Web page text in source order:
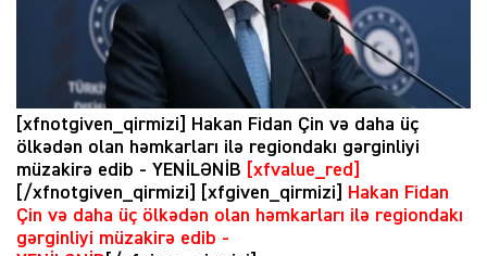
[xfnotgiven_qirmizi] Hakan Fidan Çin və daha üç
ölkədən olan həmkarları ilə regiondakı gərginliyi
müzakirə edib - YENİLƏNİB
[xfvalue_red]
[/xfnotgiven_qirmizi] [xfgiven_qirmizi]
Hakan Fidan
Çin və daha üç ölkədən olan həmkarları ilə regiondakı
gərginliyi müzakirə edib -